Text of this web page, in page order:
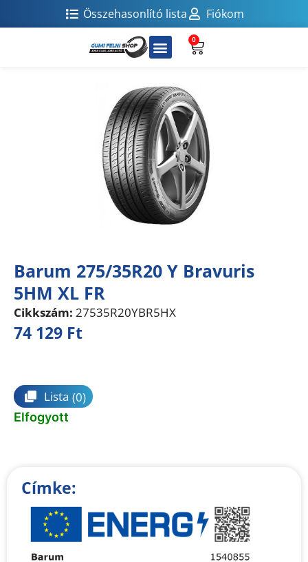
Összehasonlító lista Fiókom
0
Barum 275/35R20 Y Bravuris
5HM XL FR
Cikkszám: 27535R20YBR5HX
74 129 Ft
Lista (0)
Elfogyott
Címke: